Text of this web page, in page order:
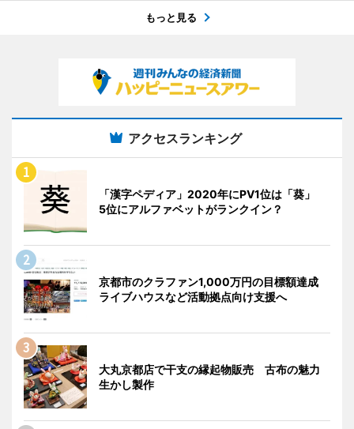
もっと見る
アクセスランキング
「漢字ペディア」2020年にPV1位は「葵」
5位にアルファベットがランクイン？
京都市のクラファン1,000万円の目標額達成
ライブハウスなど活動拠点向け支援へ
大丸京都店で干支の縁起物販売 古布の魅力
生かし製作